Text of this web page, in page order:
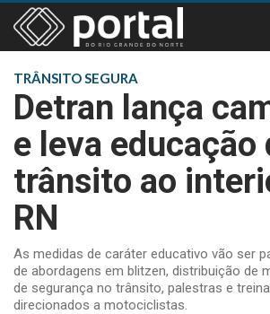
TRÂNSITO SEGURA
Detran lança
e leva educação
trânsito ao
RN
As medidas de caráter educativo vão ser
de abordagens em blitzen, distribuição de
de segurança no trânsito, palestras e
direcionados a motociclistas.